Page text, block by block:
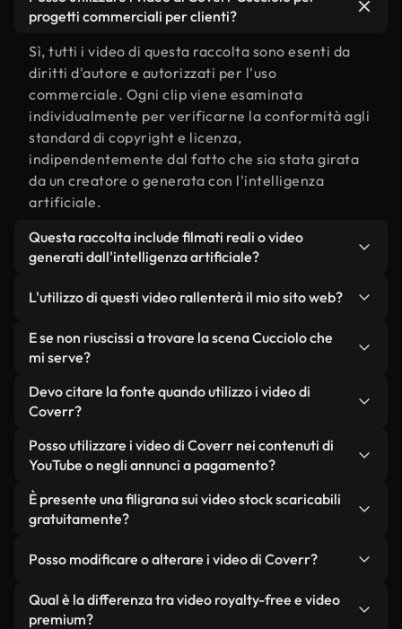
progetti commerciali per clienti?
Sì, tutti i video di questa raccolta sono esenti da
diritti d'autore e autorizzati per l'uso
commerciale. Ogni clip viene esaminata
individualmente per verificarne la conformità agli
standard di copyright e licenza,
indipendentemente dal fatto che sia stata girata
da un creatore o generata con l'intelligenza
artificiale.
Questa raccolta include filmati reali o video
generati dall'intelligenza artificiale?
da filmati reali, girati da persone, relativi a
Cucciolo, e da video generati dall'intelligenza
artificiale. Ogni video è chiaramente etichettato,
L'utilizzo di questi video rallenterà il mio sito web?
Non se scegli le nostre versioni ottimizzate.
Offriamo formati leggeri e pronti per il web,
mantengono alta la qualità, riducono al minimo i
tempi di caricamento e migliorano parametri
come LCP.
E se non riuscissi a trovare la scena Cucciolo che
mi serve?
Puoi crearne uno all'istante utilizzando Coverr AI
Studio. Ti basta descrivere la scena, ad esempio
pochi secondi un video personalizzato in
conformità con i nostri standard di licenza.
Devo citare la fonte quando utilizzo i video di
Coverr?
Non è richiesto alcun riconoscimento dell'autore.
Tutti i video presenti nella nostra libreria sono
senza citare il creatore, sebbene sia sempre
gradito.
Posso utilizzare i video di Coverr nei contenuti di
YouTube o negli annunci a pagamento?
Sì. Tutti i filmati di Coverr possono essere utilizzati
in video monetizzati su YouTube, promozioni sui
condizione che non si rivendano o ridistribuiscano
È presente una filigrana sui video stock scaricabili
gratuitamente?
reali o generati dall'intelligenza artificiale, include
filigrane. Avrai a disposizione filmati puliti e pronti
all'uso.
Posso modificare o alterare i video di Coverr?
Sì. Siete liberi di tagliare, ritagliare o remixare i
nostri video. Assicuratevi solo che il prodotto
Qual è la differenza tra video royalty-free e video
premium?